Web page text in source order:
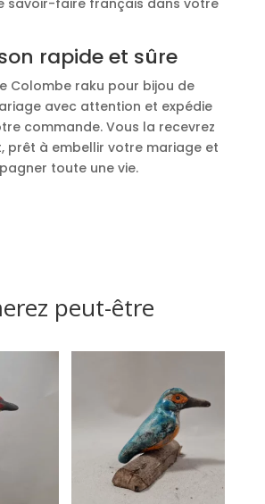
savoir-faire français dans votre
rapide et sûre
Colombe raku pour bijou de
avec attention et expédie
commande. Vous la recevrez
prêt à embellir votre mariage et
toute une vie.
peut-être